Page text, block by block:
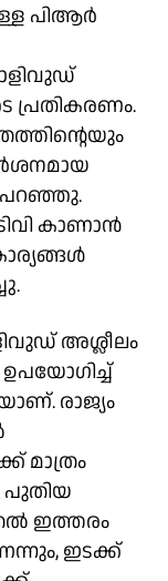
പിആർ
പറഞ്ഞു.
കാണാൻ
അശ്ലീലം
രാജ്യം
മാത്രം
പുതിയ
ഇത്തരം
ഇടക്ക്